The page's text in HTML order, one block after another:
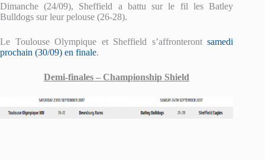
Dimanche (24/09), Sheffield a battu sur le fil les Batley
Bulldogs sur leur pelouse (26-28).
Le Toulouse Olympique et Sheffield s’affronterontsamedi
prochain (30/09) en finale.
Demi-finales – Championship Shield